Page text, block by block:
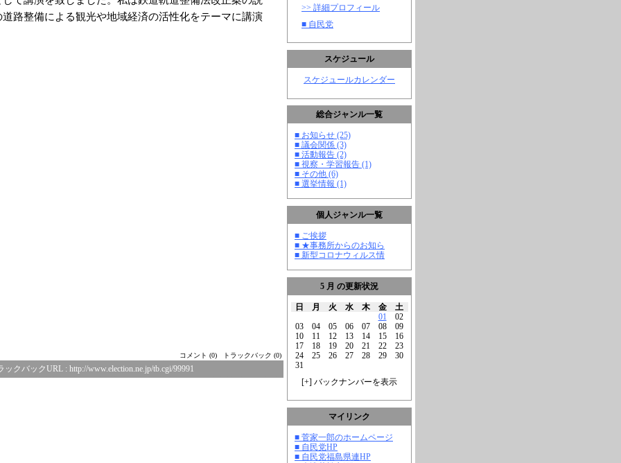
>> 詳細プロフィール
■ 自民党
スケジュール
スケジュールカレンダー
総合ジャンル一覧
■ お知らせ (25)
■ 議会関係 (3)
■ 活動報告 (2)
■ 視察・学習報告 (1)
■ その他 (6)
■ 選挙情報 (1)
個人ジャンル一覧
■ ご挨拶
■ ★事務所からのお知ら
■ 新型コロナウィルス情
5 月 の更新状況
日 月 火 水 木 金
土
01
02
03
04 05 06 07 08
09
10
11 12 13 14 15
16
17
18 19 20 21 22
23
24
25 26 27 28 29
30
31
[+] バックナンバーを表示
マイリンク
■ 菅家一郎のホームページ
■ 自民党HP
■ 自民党福島県連HP
路整備による観光や地域経済の活性化をテーマに講演
コメント (0) トラックバック (0)
ックバックURL : http://www.election.ne.jp/tb.cgi/99991